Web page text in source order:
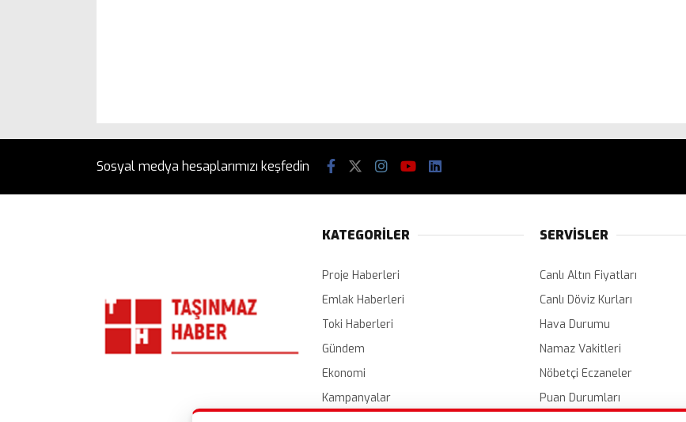
Sosyal medya hesaplarımızı keşfedin
KATEGORİLER
Proje Haberleri
Emlak Haberleri
Toki Haberleri
Gündem
Ekonomi
Kampanyalar
SERVİSLER
Canlı Altın Fiyatları
Canlı Döviz Kurları
Hava Durumu
Namaz Vakitleri
Nöbetçi Eczaneler
Puan Durumları